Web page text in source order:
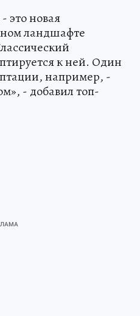
это новая
ландшафте
к ней. Один
например, -
- добавил топ-